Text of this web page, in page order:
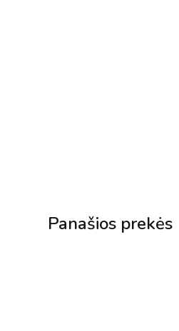
Panašios prekės